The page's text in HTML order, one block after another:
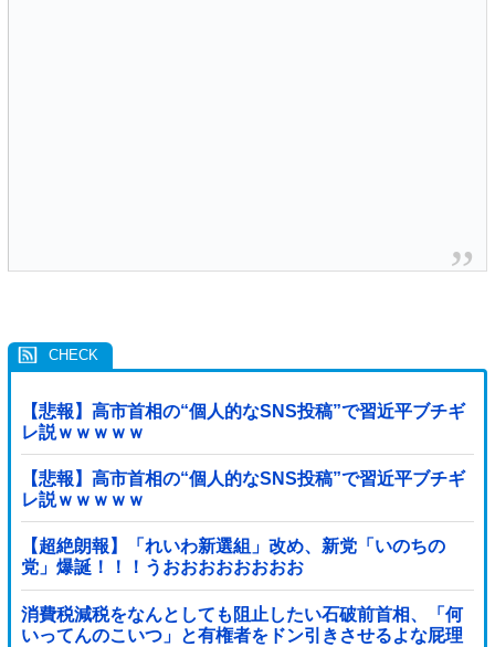
【悲報】高市首相の“個人的なSNS投稿”で習近平ブチギ
レ説ｗｗｗｗｗ
【悲報】高市首相の“個人的なSNS投稿”で習近平ブチギ
レ説ｗｗｗｗｗ
【超絶朗報】「れいわ新選組」改め、新党「いのちの
党」爆誕！！！うおおおおおおおお
消費税減税をなんとしても阻止したい石破前首相、「何
いってんのこいつ」と有権者をドン引きさせるよな屁理